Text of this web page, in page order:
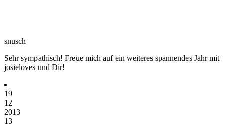
snusch
Sehr sympathisch! Freue mich auf ein weiteres spannendes Jahr mit
josieloves und Dir!
19
12
2013
13